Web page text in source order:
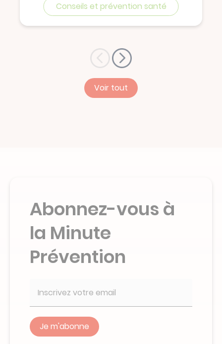
Conseils et prévention santé
Voir tout
Abonnez-vous à
la Minute
Prévention